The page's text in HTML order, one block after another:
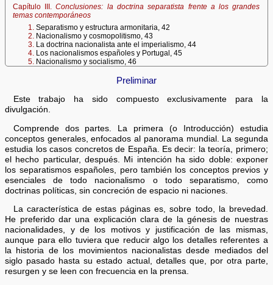
Capítulo III.Conclusiones: la doctrina separatista frente a los grandes
temas contemporáneos
1.Separatismo y estructura armonitaria, 42
2.Nacionalismo y cosmopolitismo, 43
3.La doctrina nacionalista ante el imperialismo, 44
4.Los nacionalismos españoles y Portugal, 45
5.Nacionalismo y socialismo, 46
Preliminar
Este trabajo ha sido compuesto exclusivamente para la
divulgación.
Comprende dos partes. La primera (o Introducción) estudia
conceptos generales, enfocados al panorama mundial. La segunda
estudia los casos concretos de España. Es decir: la teoría, primero;
el hecho particular, después. Mi intención ha sido doble: exponer
los separatismos españoles, pero también los conceptos previos y
esenciales de todo nacionalismo o todo separatismo, como
doctrinas políticas, sin concreción de espacio ni naciones.
La característica de estas páginas es, sobre todo, la brevedad.
He preferido dar una explicación clara de la génesis de nuestras
nacionalidades, y de los motivos y justificación de las mismas,
aunque para ello tuviera que reducir algo los detalles referentes a
la historia de los movimientos nacionalistas desde mediados del
siglo pasado hasta su estado actual, detalles que, por otra parte,
resurgen y se leen con frecuencia en la prensa.